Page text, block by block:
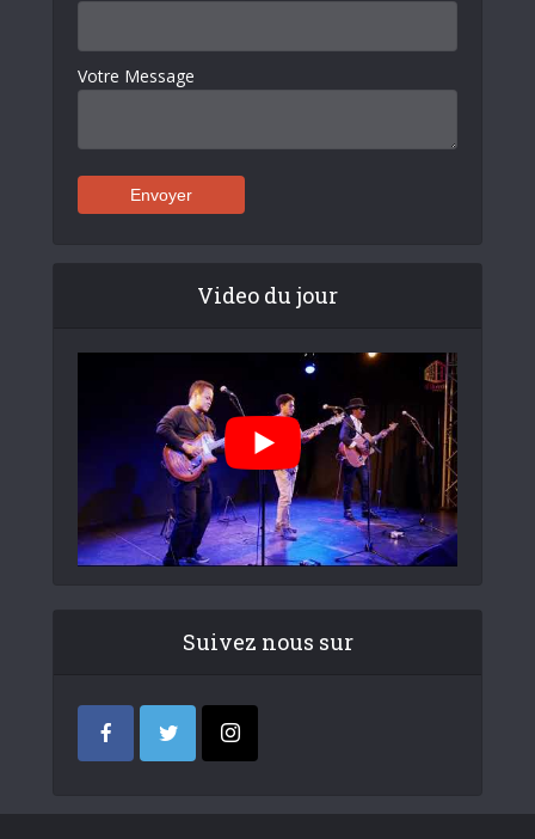
Votre Message
Video du jour
Suivez nous sur